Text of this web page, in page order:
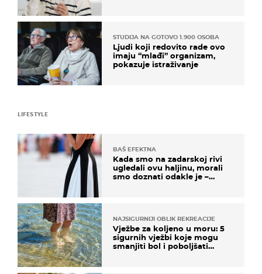
STUDIJA NA GOTOVO 1.900 OSOBA
Ljudi koji redovito rade ovo
imaju “mlađi” organizam,
pokazuje istraživanje
LIFESTYLE
BAŠ EFEKTNA
Kada smo na zadarskoj rivi
ugledali ovu haljinu, morali
smo doznati odakle je –
NAJSIGURNIJI OBLIK REKREACIJE
Vježbe za koljeno u moru: 5
sigurnih vježbi koje mogu
smanjiti bol i poboljšati